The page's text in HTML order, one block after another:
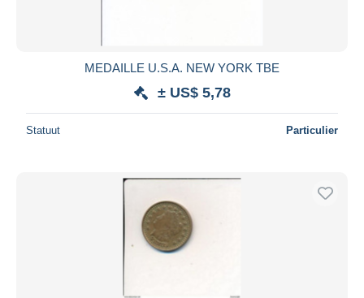
MEDAILLE U.S.A. NEW YORK TBE
± US$ 5,78
Statuut Particulier